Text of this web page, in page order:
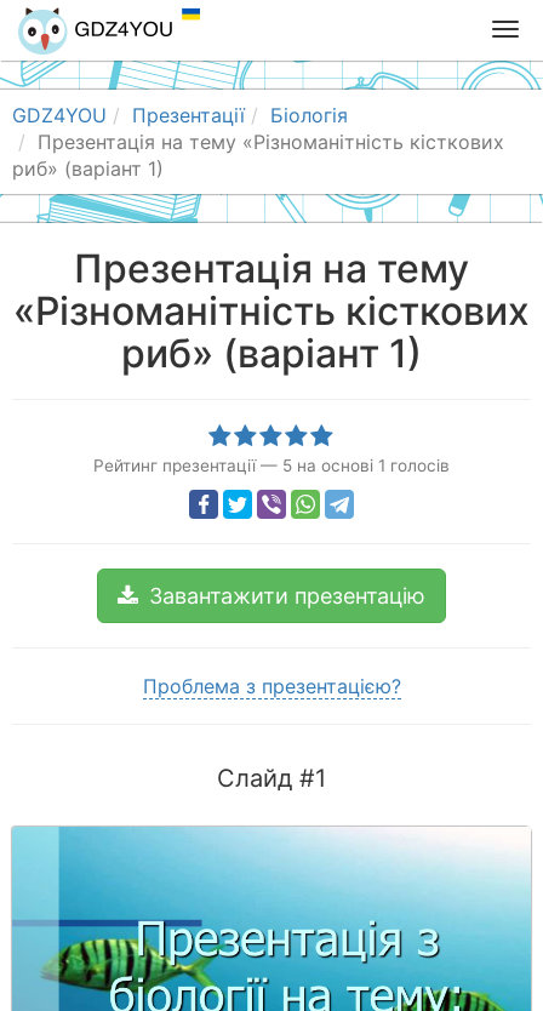
T
o
g
n
a
g
a
GDZ4YOU Презентації
Біологія
Презентація на тему «Різноманітність кісткових
риб» (варіант 1)
Презентація на тему
«Різноманітність кісткових
риб» (варіант 1)
Рейтинг презентації — 5 на основі 1 голосів
Завантажити презентацію
Проблема з презентацією?
Слайд #1